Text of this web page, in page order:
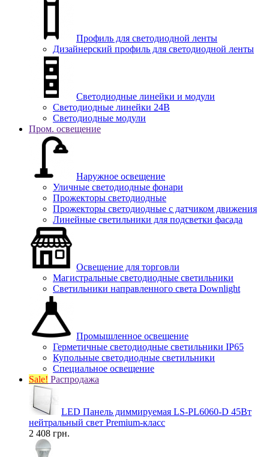
Профиль для светодиодной ленты
Дизайнерский профиль для светодиодной ленты
Светодиодные линейки и модули
Светодиодные линейки 24В
Светодиодные модули
Пром. освещение
Наружное освещение
Уличные светодиодные фонари
Прожекторы светодиодные
Прожекторы светодиодные с датчиком движения
Линейные светильники для подсветки фасада
Освещение для торговли
Магистральные светодиодные светильники
Светильники направленного света Downlight
Промышленное освещение
Герметичные светодиодные светильники IP65
Купольные светодиодные светильники
Специальное освещение
Sale! Распродажа
LED Панель диммируемая LS-PL6060-D 45Вт
нейтральный свет Premium-класс
2 408 грн.